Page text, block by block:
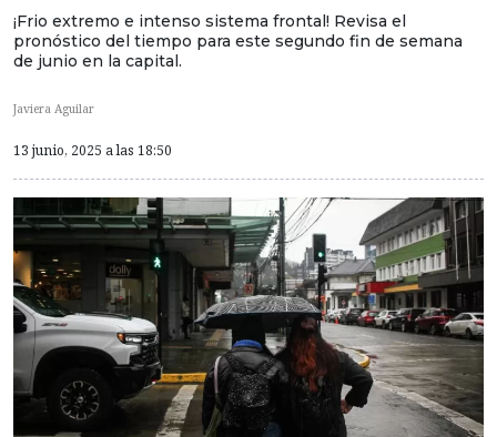
¡Frio extremo e intenso sistema frontal! Revisa el
pronóstico del tiempo para este segundo fin de semana
de junio en la capital.
Javiera Aguilar
13 junio, 2025 a las 18:50